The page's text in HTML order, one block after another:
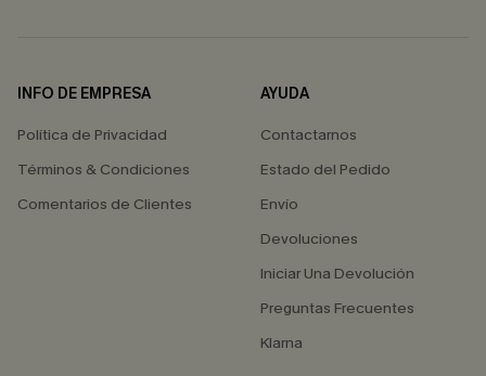
INFO DE EMPRESA
Política de Privacidad
Términos & Condiciones
Comentarios de Clientes
AYUDA
Contactarnos
Estado del Pedido
Envío
Devoluciones
Iniciar Una Devolución
Preguntas Frecuentes
Klarna